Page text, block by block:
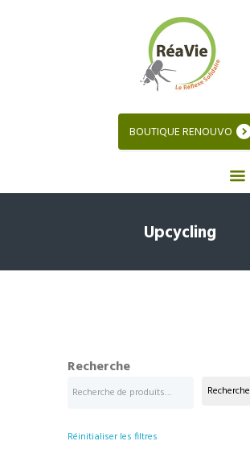
BOUTIQUE RENOUVO
Upcycling
Recherche
Recherche
Réinitialiser les filtres